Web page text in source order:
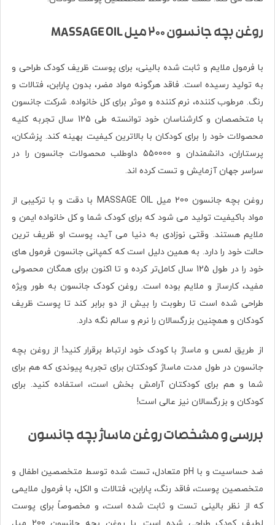
روغن بچه جانسون 200 میل MASSAGE OIL
با فرمول ملایم و ثابت شده بالینی، برای پوست ظریف کودک طراحی و
به تولید رسیده است. فاقد هرگونه مواد مضر، بدون پارابن، فتالات و
رنگ. مرطوب کننده، نرم کننده و موثر برای کل خانواده. شرکت جانسون
با متخصصان و کارشناسان خود توانسته طی 125 سال تجربه کلیه
محصولات خود را برای کودکان با بالاترین کیفیت بهینه کند. پزشکان،
پرستاران، دانشمندان و 550000 داوطلب محصولات جانسون را در
سراسر جهان آزمایش و تست کرده اند.
روغن بچه جانسون 200 میل MASSAGE OIL با دقت و با ترکیبی از
مواد باکیفیت تولید می شود که برای کودک شما و کل خانواده ایمن و
ملایم هستند. وقتی نوزادی به دنیا می آید، پوست او ظریف ترین
حالت خود را دارد. به همین دلیل است که کمپانی جانسون فرمول های
خود را در طول 125 سال کامل‌تر کرده و تا اکنون برای همگان محصولی
مفید، کارساز و ملایم بوده است. روغن کودک جانسون به طور ویژه
طراحی شده است تا رطوبت را بیش از دو برابر کند تا پوست ظریف
کودکان و همچنین بزرگسالان را نرم و سالم نگه دارد.
از طریق لمس و ماساژ با کودک خود ارتباط برقرار کنید! از روغن بچه
جانسون در طول مدت ماساژ کودکتان برای تجربه پیوندی که هم برای
شما و هم برای کودکتان آرامش بخش است، استفاده کنید. برای
کودکان و بزرگسالان نیز عالی است!
بررسی و مشخصات روغن ماساژ بچه جانسون
ضد حساسیت و با pH متعادل، تست شده توسط متخصصین اطفال و
متخصصین پوست، فاقد رنگ، پارابن، فتالات و الکل، با فرمول ملایمی
که از نظر بالینی تست و ثابت شده است، و مخصوصاً برای پوست